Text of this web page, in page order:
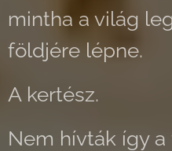
mintha a világ
földjére lépne.
A kertész.
Nem hívták így